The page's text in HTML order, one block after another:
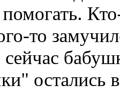
то
сейчас
остались